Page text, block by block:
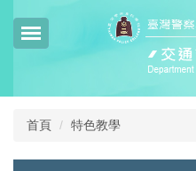
主
首頁 特色教學